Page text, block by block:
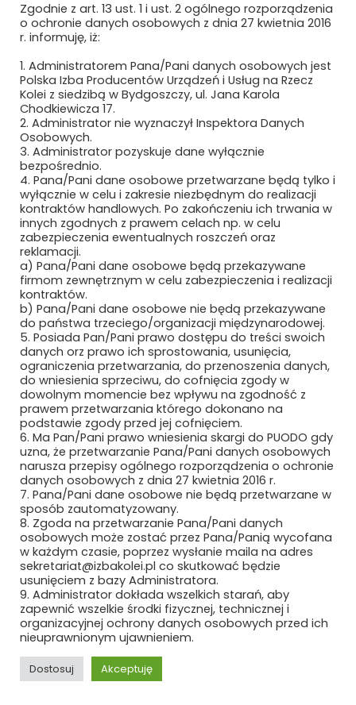
MABO SP. Z O.O.
MACRO-SYSTEM SP. Z O.O.
MÄDER POLAND
MAFELEC TEAM POLSKA SP. Z O.O.
MAK UBEZPIECZENIA SP. Z O.O.
MAŁE ŻURAWIE
MANKIEWICZ LAKIERY PRZEMYSŁOWE SP.
Z O.O. I S.K.
MASCORT USZCZELNIENIA
MAXIMUS PIOTR MAKSYMÓW
MAXTO TECHNOLOGY SPÓŁKA Z O.O.
MCMET SP. Z O.O.
MCPOLSKA.PL SP. Z O.O. SP.K.
MEDCOM SP. Z O.O.
METEOR EWA WIECZOREK
MIAMI TOMASZ ZAWADZKI SP. Z O.O.
MIDURA GROUP SP. Z O.O.
MIĘDZYNARODOWE TARGI POZNAŃSKIE
SP. Z O.O.
MIKRONIKA SP. Z O.O.
MILLENNIUM LEASING SP. Z O.O.
Zgodnie z art. 13 ust. 1 i ust. 2 ogólnego rozporządzenia
o ochronie danych osobowych z dnia 27 kwietnia 2016
r. informuję, iż:
1. Administratorem Pana/Pani danych osobowych jest
Polska Izba Producentów Urządzeń i Usług na Rzecz
Kolei z siedzibą w Bydgoszczy, ul. Jana Karola
Chodkiewicza 17.
2. Administrator nie wyznaczył Inspektora Danych
Osobowych.
3. Administrator pozyskuje dane wyłącznie
bezpośrednio.
4. Pana/Pani dane osobowe przetwarzane będą tylko i
wyłącznie w celu i zakresie niezbędnym do realizacji
kontraktów handlowych. Po zakończeniu ich trwania w
innych zgodnych z prawem celach np. w celu
zabezpieczenia ewentualnych roszczeń oraz
reklamacji.
a) Pana/Pani dane osobowe będą przekazywane
firmom zewnętrznym w celu zabezpieczenia i realizacji
kontraktów.
b) Pana/Pani dane osobowe nie będą przekazywane
do państwa trzeciego/organizacji międzynarodowej.
5. Posiada Pan/Pani prawo dostępu do treści swoich
danych orz prawo ich sprostowania, usunięcia,
ograniczenia przetwarzania, do przenoszenia danych,
do wniesienia sprzeciwu, do cofnięcia zgody w
dowolnym momencie bez wpływu na zgodność z
prawem przetwarzania którego dokonano na
podstawie zgody przed jej cofnięciem.
6. Ma Pan/Pani prawo wniesienia skargi do PUODO gdy
uzna, że przetwarzanie Pana/Pani danych osobowych
narusza przepisy ogólnego rozporządzenia o ochronie
danych osobowych z dnia 27 kwietnia 2016 r.
7. Pana/Pani dane osobowe nie będą przetwarzane w
sposób zautomatyzowany.
8. Zgoda na przetwarzanie Pana/Pani danych
osobowych może zostać przez Pana/Panią wycofana
w każdym czasie, poprzez wysłanie maila na adres
sekretariat@izbakolei.pl co skutkować będzie
usunięciem z bazy Administratora.
9. Administrator dokłada wszelkich starań, aby
zapewnić wszelkie środki fizycznej, technicznej i
organizacyjnej ochrony danych osobowych przed ich
nieuprawnionym ujawnieniem.
Dostosuj Akceptuję